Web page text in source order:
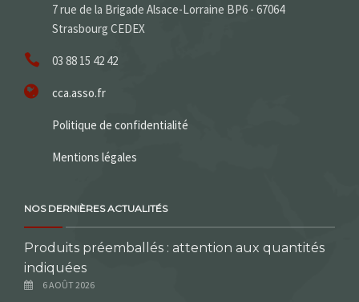
7 rue de la Brigade Alsace-Lorraine BP6 - 67064
Strasbourg CEDEX
03 88 15 42 42
cca.asso.fr
Politique de confidentialité
Mentions légales
NOS DERNIÈRES ACTUALITÉS
Produits préemballés : attention aux quantités
indiquées
6 AOÛT 2026